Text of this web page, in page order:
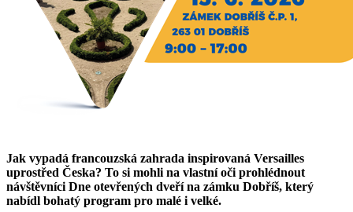
Jak vypadá francouzská zahrada inspirovaná Versailles
uprostřed Česka? To si mohli na vlastní oči prohlédnout
návštěvníci Dne otevřených dveří na zámku Dobříš, který
nabídl bohatý program pro malé i velké.